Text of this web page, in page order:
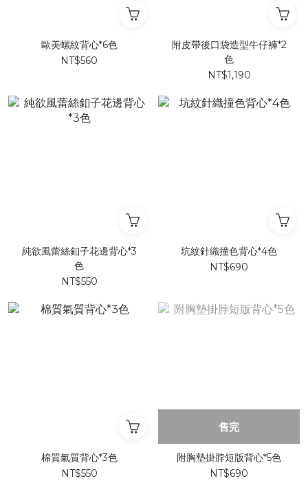
歐美螺紋背心*6色
NT$560
附皮帶後口袋造型牛仔褲*2
色
NT$1,190
純欲風蕾絲釦子花邊背心*3
色
NT$550
坑紋針織撞色背心*4色
NT$690
棉質氣質背心*3色
NT$550
售完
附胸墊掛脖短版背心*5色
NT$690